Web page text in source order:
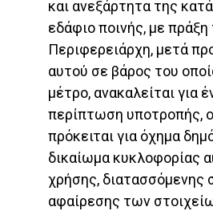
και ανεξάρτητα της
εδάφιο ποινής, με πράξη
Περιφερειάρχη, μετά
αυτού σε βάρος του
μέτρο, ανακαλείται για
περίπτωση υποτροπής,
πρόκειται για όχημα
δικαίωμα κυκλοφορίας
χρήσης, διατασσόμενης
αφαίρεσης των